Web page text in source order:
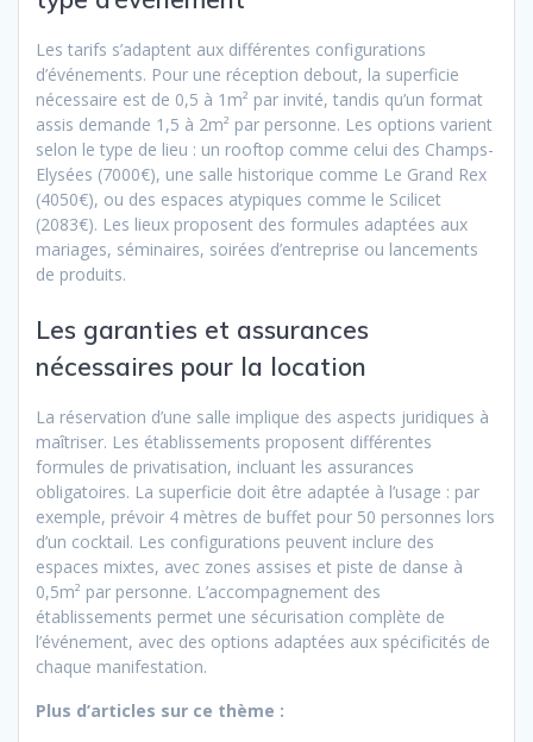
Les tarifs s’adaptent aux différentes configurations
d’événements. Pour une réception debout, la superficie
nécessaire est de 0,5 à 1m² par invité, tandis qu’un format
assis demande 1,5 à 2m² par personne. Les options varient
selon le type de lieu : un rooftop comme celui des Champs-
Elysées (7000€), une salle historique comme Le Grand Rex
(4050€), ou des espaces atypiques comme le Scilicet
(2083€). Les lieux proposent des formules adaptées aux
mariages, séminaires, soirées d’entreprise ou lancements
de produits.
Les garanties et assurances
nécessaires pour la location
La réservation d’une salle implique des aspects juridiques à
maîtriser. Les établissements proposent différentes
formules de privatisation, incluant les assurances
obligatoires. La superficie doit être adaptée à l’usage : par
exemple, prévoir 4 mètres de buffet pour 50 personnes lors
d’un cocktail. Les configurations peuvent inclure des
espaces mixtes, avec zones assises et piste de danse à
0,5m² par personne. L’accompagnement des
établissements permet une sécurisation complète de
l’événement, avec des options adaptées aux spécificités de
chaque manifestation.
Plus d’articles sur ce thème :